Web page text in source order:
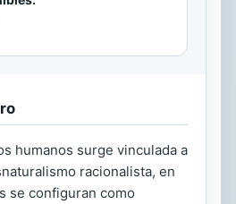
humanos surge vinculada a
racionalista, en
se configuran como